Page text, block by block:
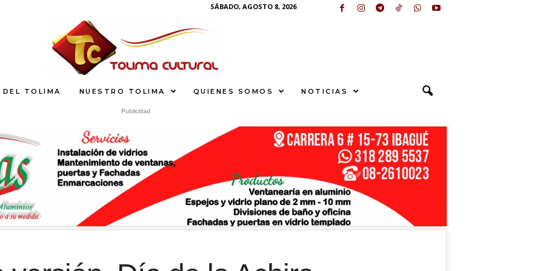
SÁBADO, AGOSTO 8, 2026
DEL TOLIMA NUESTRO TOLIMA QUIENES SOMOS NOTICIAS
Publicidad